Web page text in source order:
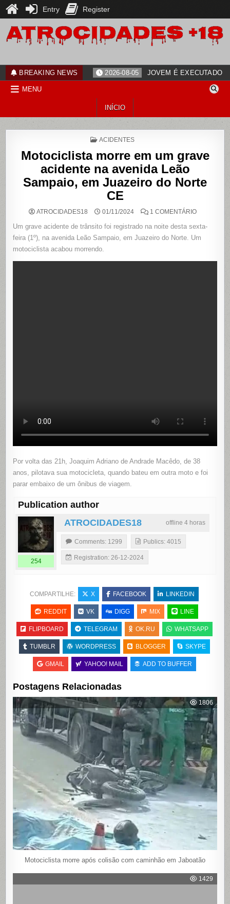
content
BREAKING NEWS 2026-08-05 JOVEM É EXECUTADO
MENU
INÍCIO
POSTED
ACIDENTES
Motociclista morre em um grave
acidente na avenida Leão
Sampaio, em Juazeiro do Norte
CE
ATROCIDADES18 01/11/2024 1 COMENTÁRIOEM
MORRE
EM
UM
GRAVE
AVENIDA
Um grave acidente de trânsito foi registrado na noite desta sexta-
feira (1º), na avenida Leão Sampaio, em Juazeiro do Norte. Um
motociclista acabou morrendo.
Por volta das 21h, Joaquim Adriano de Andrade Macêdo, de 38
anos, pilotava sua motocicleta, quando bateu em outra moto e foi
parar embaixo de um ônibus de viagem.
Publication author
offline 4 horas
ATROCIDADES18
254
Comments: 1299 Publics: 4015
Registration: 26-12-2024
COMPARTILHE: X FACEBOOK LINKEDIN
REDDIT VK DIGG MIX LINE
FLIPBOARD TELEGRAM OK.RU WHATSAPP
TUMBLR WORDPRESS BLOGGER SKYPE
GMAIL YAHOO! MAIL ADD TO BUFFER
Postagens Relacionadas
1806
Motociclista morre após colisão com caminhão em Jaboatão
1429
Entry Register